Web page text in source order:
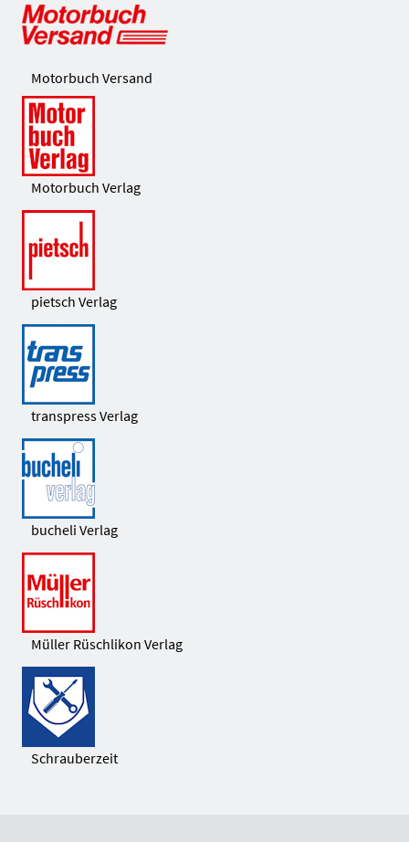
Motorbuch Versand
Motorbuch Verlag
pietsch Verlag
transpress Verlag
bucheli Verlag
Müller Rüschlikon Verlag
Schrauberzeit